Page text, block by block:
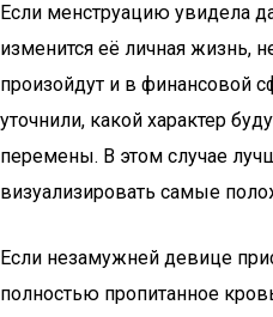
Если менструацию увидела
изменится её личная жизнь,
произойдут и в финансовой
уточнили, какой характер
перемены. В этом случае
визуализировать самые
Если незамужней девице
полностью пропитанное